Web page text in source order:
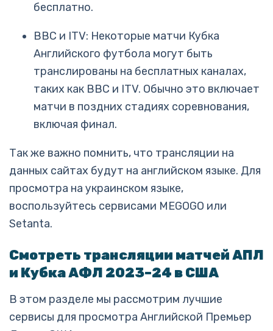
бесплатно.
BBC и ITV: Некоторые матчи Кубка
Английского футбола могут быть
транслированы на бесплатных каналах,
таких как BBC и ITV. Обычно это включает
матчи в поздних стадиях соревнования,
включая финал.
Так же важно помнить, что трансляции на
данных сайтах будут на английском языке. Для
просмотра на украинском языке,
воспользуйтесь сервисами MEGOGO или
Setanta.
Смотреть трансляции матчей АПЛ
и Кубка АФЛ 2023–24 в США
В этом разделе мы рассмотрим лучшие
сервисы для просмотра Английской Премьер